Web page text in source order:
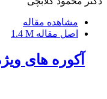
مشاهده مقاله
اصل مقاله 1.4 M